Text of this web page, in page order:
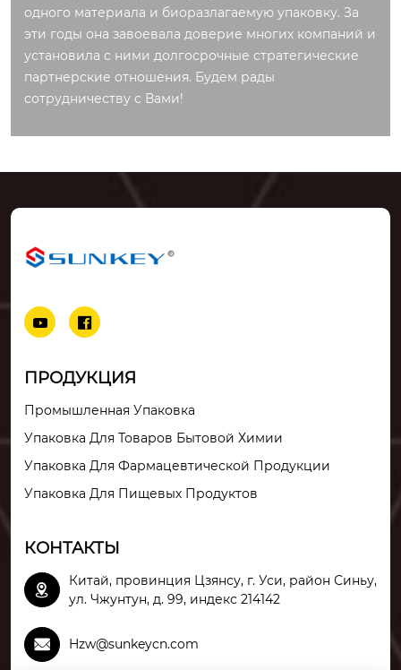
одного материала и биоразлагаемую упаковку. За
эти годы она завоевала доверие многих компаний и
установила с ними долгосрочные стратегические
партнерские отношения. Будем рады
сотрудничеству с Вами!
 
ПРОДУКЦИЯ
Промышленная Упаковка
Упаковка Для Товаров Бытовой Химии
Упаковка Для Фармацевтической Продукции
Упаковка Для Пищевых Продуктов
КОНТАКТЫ

Китай, провинция Цзянсу, г. Уси, район Синьу,
ул. Чжунтун, д. 99, индекс 214142
 Hzw@sunkeycn.com